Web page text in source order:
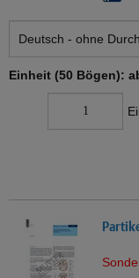
Einheit (50 Bögen):